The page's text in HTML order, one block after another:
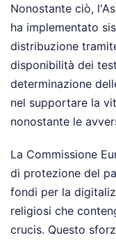
Nonostante ciò,
ha implementato
distribuzione
disponibilità dei
determinazione
nel supportare la
nonostante le
La Commissione
di protezione del
fondi per la
religiosi che
crucis. Questo